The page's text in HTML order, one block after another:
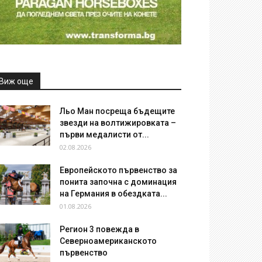
още
Льо Ман посреща бъдещите
звезди на волтижировката –
първи медалисти от...
02.08.2026
Европейското първенство за
понита започна с доминация
на Германия в обездката...
01.08.2026
Регион 3 повежда в
Северноамериканското
първенство